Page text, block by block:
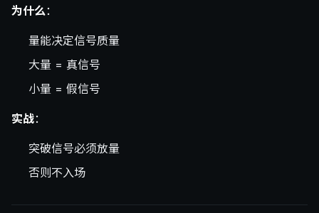
为什么：
量能决定信号质量
大量 = 真信号
小量 = 假信号
实战：
突破信号必须放量
否则不入场